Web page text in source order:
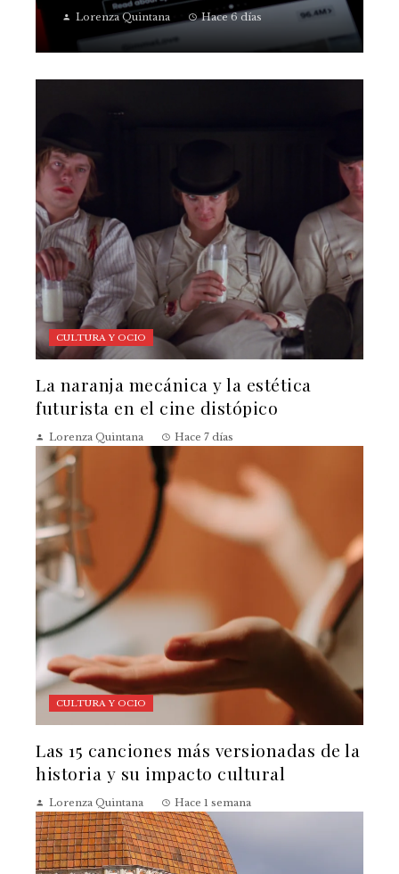
Lorenza Quintana Hace 6 días
CULTURA Y OCIO
La naranja mecánica y la estética
futurista en el cine distópico
Lorenza Quintana Hace 7 días
CULTURA Y OCIO
Las 15 canciones más versionadas de la
historia y su impacto cultural
Lorenza Quintana Hace 1 semana